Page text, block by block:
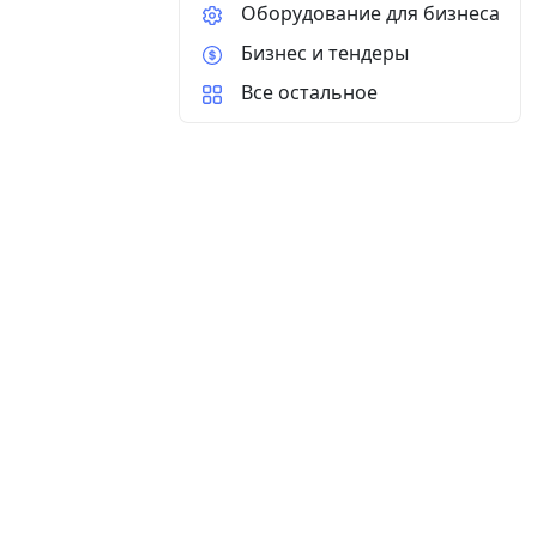
Оборудование для бизнеса
Бизнес и тендеры
Все остальное